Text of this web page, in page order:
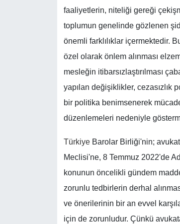
faaliyetlerin, niteliği gereği
toplumun genelinde gözlenen
önemli farklılıklar içermektedir.
özel olarak önlem alınması
mesleğin itibarsızlaştırılması
yapılan değişiklikler, cezasızlık
bir politika benimsenerek
düzenlemeleri nedeniyle
TürkiyeBarolar Birliği'nin;
Meclisi'ne, 8 Temmuz 2022'de
konunun öncelikli gündem
zorunlu tedbirlerin derhal
ve önerilerinin bir an evvel
için de zorunludur. Çünkü